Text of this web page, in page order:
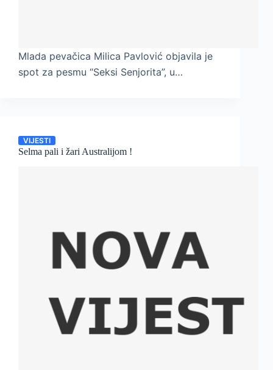
Mlada pevačica Milica Pavlović objavila je
spot za pesmu “Seksi Senjorita”, u…
VIJESTI
Selma pali i žari Australijom !